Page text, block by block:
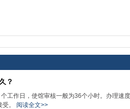
？
工作日，使馆审核一般为36个小时。办理速
。
阅读全文>>